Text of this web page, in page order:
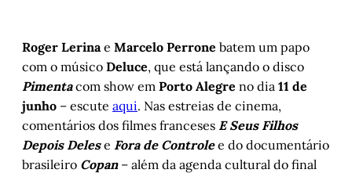
Roger Lerina e Marcelo Perrone batem um papo
com o músico Deluce, que está lançando o disco
Pimentacom show em Porto Alegre no dia 11 de
junho – escute aqui. Nas estreias de cinema,
comentários dos filmes franceses E Seus Filhos
Depois Delese Fora de Controlee do documentário
brasileiro Copan– além da agenda cultural do final